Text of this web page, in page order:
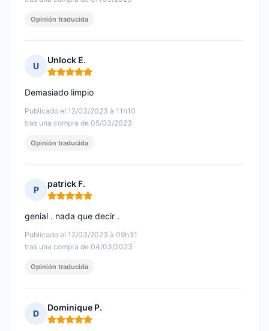
Opinión traducida
U
Unlock E.
Nota: 5 de 5
Publicado el 12/03/2023 à 11h10
tras una compra de 05/03/2023
Demasiado limpio
Opinión traducida
P
patrick F.
Nota: 5 de 5
Publicado el 12/03/2023 à 09h31
tras una compra de 04/03/2023
genial . nada que decir .
Opinión traducida
D
Dominique P.
Nota: 5 de 5